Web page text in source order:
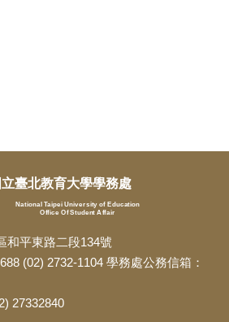
立臺北教育大學學務處
National Taipei University of Education
Office Of Student Affair
和平東路二段134號
(02) 2732-1104 學務處公務信箱：
27332840